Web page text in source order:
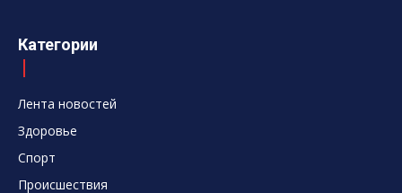
Категории
Лента новостей
Здоровье
Спорт
Происшествия